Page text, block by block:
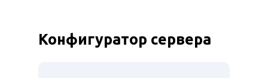
Конфигуратор сервера